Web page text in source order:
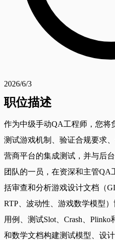
2026/6/3
职位描述
作为中级手动QA工程师，您将
测试游戏机制、验证合规要求
营商平台的集成测试，并与后
团队的一员，在资深和主管
括审查和分析游戏设计文档（
RTP、波动性、游戏数学模型
用例、测试Slot、Crash、
和数学文档构建测试模型、设